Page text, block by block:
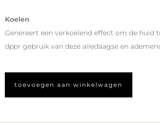
Koelen
Genereert een verkoelend effect om de huid
dppr gebruik van deze alledaagse en
toevoegen aan winkelwagen